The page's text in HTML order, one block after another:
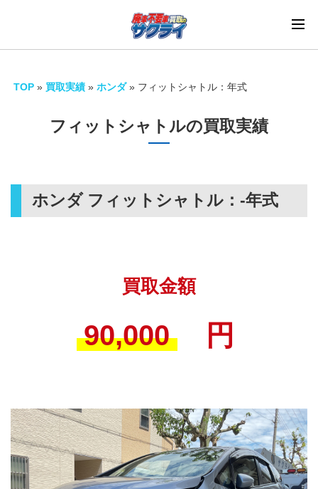
TOP » 買取実績 » ホンダ » フィットシャトル：年式
フィットシャトルの買取実績
ホンダ フィットシャトル： -年式
買取金額
90,000 円